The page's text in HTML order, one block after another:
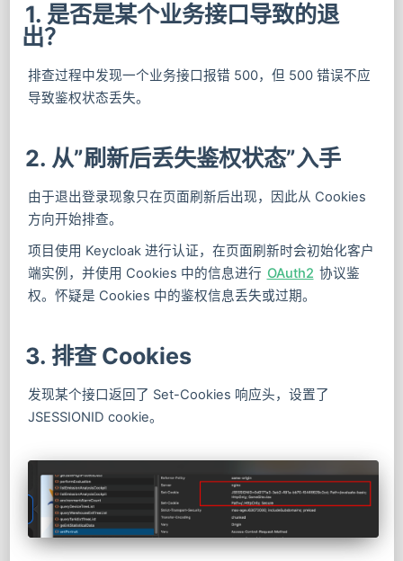
1. 是否是某个业务接口导致的退
出？
排查过程中发现一个业务接口报错 500，但 500 错误不应
导致鉴权状态丢失。
2. 从”刷新后丢失鉴权状态”入手
由于退出登录现象只在页面刷新后出现，因此从 Cookies
方向开始排查。
项目使用 Keycloak 进行认证，在页面刷新时会初始化客户
端实例，并使用 Cookies 中的信息进行 OAuth2 协议鉴
权。怀疑是 Cookies 中的鉴权信息丢失或过期。
3. 排查 Cookies
发现某个接口返回了 Set-Cookies 响应头，设置了
JSESSIONID cookie。